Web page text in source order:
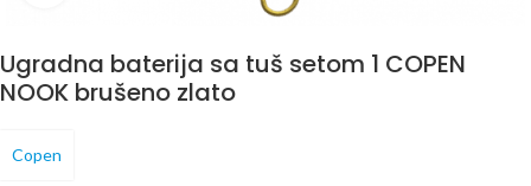
Ugradna baterija sa tuš setom 1 COPEN
NOOK brušeno zlato
Copen